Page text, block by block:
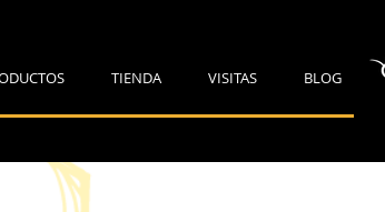
TIENDA VISITAS BLOG